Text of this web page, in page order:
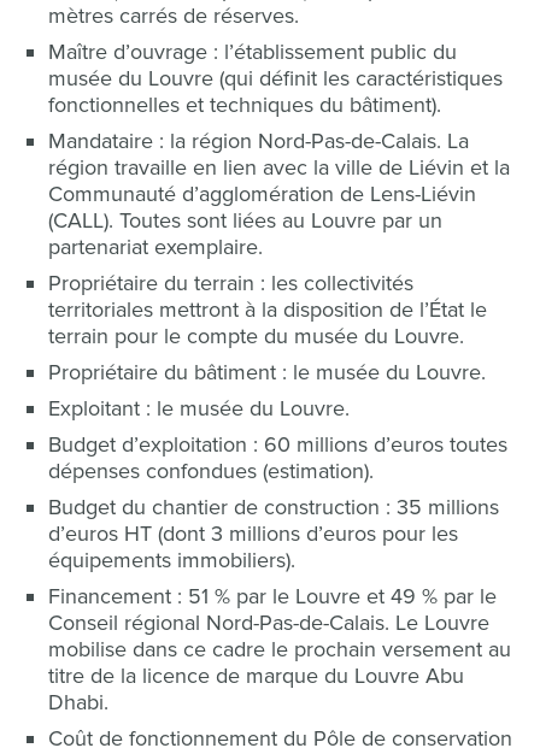
mètres carrés de réserves.
Maître d’ouvrage : l’établissement public du
musée du Louvre (qui définit les caractéristiques
fonctionnelles et techniques du bâtiment).
Mandataire : la région Nord-Pas-de-Calais. La
région travaille en lien avec la ville de Liévin et la
Communauté d’agglomération de Lens-Liévin
(CALL). Toutes sont liées au Louvre par un
partenariat exemplaire.
Propriétaire du terrain : les collectivités
territoriales mettront à la disposition de l’État le
terrain pour le compte du musée du Louvre.
Propriétaire du bâtiment : le musée du Louvre.
Exploitant : le musée du Louvre.
Budget d’exploitation : 60 millions d’euros toutes
dépenses confondues (estimation).
Budget du chantier de construction : 35 millions
d’euros HT (dont 3 millions d’euros pour les
équipements immobiliers).
Financement : 51 % par le Louvre et 49 % par le
Conseil régional Nord-Pas-de-Calais. Le Louvre
mobilise dans ce cadre le prochain versement au
titre de la licence de marque du Louvre Abu
Dhabi.
Coût de fonctionnement du Pôle de conservation